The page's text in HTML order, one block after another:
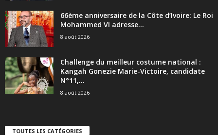
66ème anniversaire de la Côte d’Ivoire: Le Roi
Mohammed VI adresse...
8 août 2026
Challenge du meilleur costume national :
Kangah Gonezie Marie-Victoire, candidate
N°11,...
8 août 2026
TOUTES LES CATÉGORIES